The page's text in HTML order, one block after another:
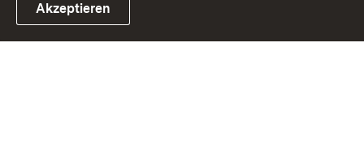
Link zum Landesportal
Akzeptieren